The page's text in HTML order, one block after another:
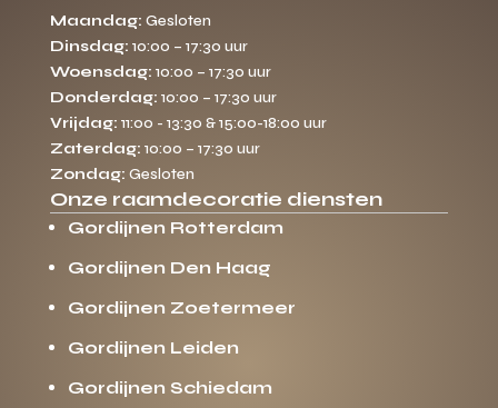
Maandag: Gesloten
Dinsdag: 10:00 – 17:30 uur
Woensdag: 10:00 – 17:30 uur
Donderdag: 10:00 – 17:30 uur
Vrijdag: 11:00 - 13:30 & 15:00-18:00 uur
Zaterdag: 10:00 – 17:30 uur
Zondag: Gesloten
Onze raamdecoratie diensten
Gordijnen Rotterdam
Gordijnen Den Haag
Gordijnen Zoetermeer
Gordijnen Leiden
Gordijnen Schiedam